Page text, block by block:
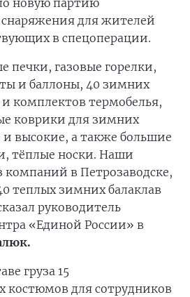
новую партию
для жителей
в спецоперации.
печки, газовые горелки,
и баллоны, 40 зимних
комплектов термобелья,
коврики для зимних
высокие, а также большие
тёплые носки. Наши
компаний в Петрозаводске,
теплых зимних балаклав
руководитель
«Единой России» в
груза 15
костюмов для сотрудников